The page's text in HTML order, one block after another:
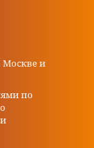
Москве и
по